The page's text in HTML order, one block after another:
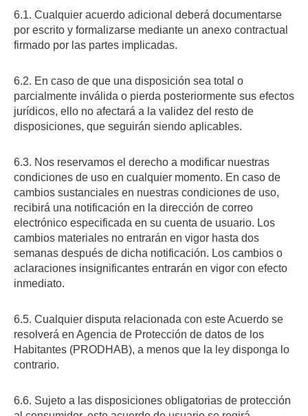
6.1. Cualquier acuerdo adicional deberá documentarse
por escrito y formalizarse mediante un anexo contractual
firmado por las partes implicadas.
6.2. En caso de que una disposición sea total o
parcialmente inválida o pierda posteriormente sus efectos
jurídicos, ello no afectará a la validez del resto de
disposiciones, que seguirán siendo aplicables.
6.3. Nos reservamos el derecho a modificar nuestras
condiciones de uso en cualquier momento. En caso de
cambios sustanciales en nuestras condiciones de uso,
recibirá una notificación en la dirección de correo
electrónico especificada en su cuenta de usuario. Los
cambios materiales no entrarán en vigor hasta dos
semanas después de dicha notificación. Los cambios o
aclaraciones insignificantes entrarán en vigor con efecto
inmediato.
6.5. Cualquier disputa relacionada con este Acuerdo se
resolverá en Agencia de Protección de datos de los
Habitantes (PRODHAB), a menos que la ley disponga lo
contrario.
6.6. Sujeto a las disposiciones obligatorias de protección